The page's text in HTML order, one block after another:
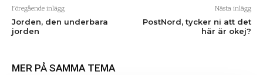
Föregående inlägg
Jorden, den underbara
jorden
Nästa inlägg
PostNord, tycker ni att det
här är okej?
MER PÅ SAMMA TEMA